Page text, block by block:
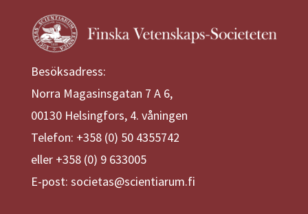
Besöksadress:
Norra Magasinsgatan 7 A 6,
00130 Helsingfors, 4. våningen
Telefon: +358 (0) 50 4355742
eller +358 (0) 9 633005
E-post: societas@scientiarum.fi